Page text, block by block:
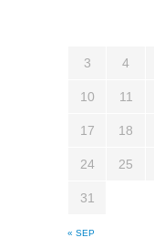
« SEP
3 4
10 11
17 18
24 25
31